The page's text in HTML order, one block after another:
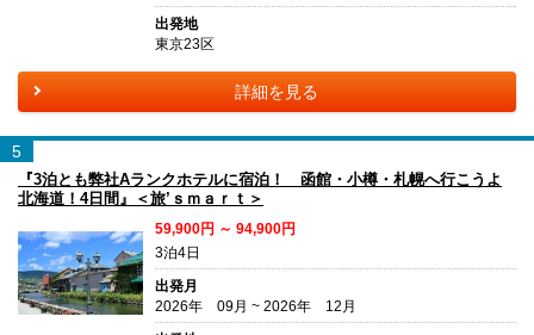
出発地
東京23区
詳細を見る
5
『3泊とも弊社Aランクホテルに宿泊！ 函館・小樽・札幌へ行こうよ
北海道！4日間』＜旅’ｓｍａｒｔ＞
59,900円 ～ 94,900円
3泊4日
出発月
2026年 09月 ~ 2026年 12月